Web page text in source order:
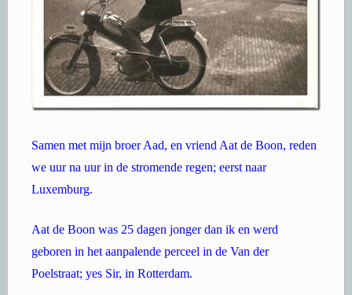
Samen met mijn broer Aad, en vriend Aat de Boon, reden
we uur na uur in de stromende regen; eerst naar
Luxemburg.
Aat de Boon was 25 dagen jonger dan ik en werd
geboren in het aanpalende perceel in de Van der
Poelstraat; yes Sir, in Rotterdam.